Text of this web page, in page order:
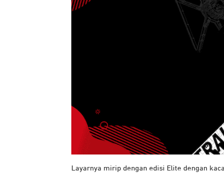
Layarnya mirip dengan edisi Elite dengan